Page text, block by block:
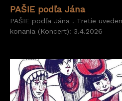
PAŠIE podľa Jána
PAŠIE podľa Jána . Tretie
konania (Koncert): 3.4.2026